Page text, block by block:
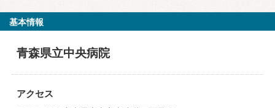
基本情報
青森県立中央病院
アクセス